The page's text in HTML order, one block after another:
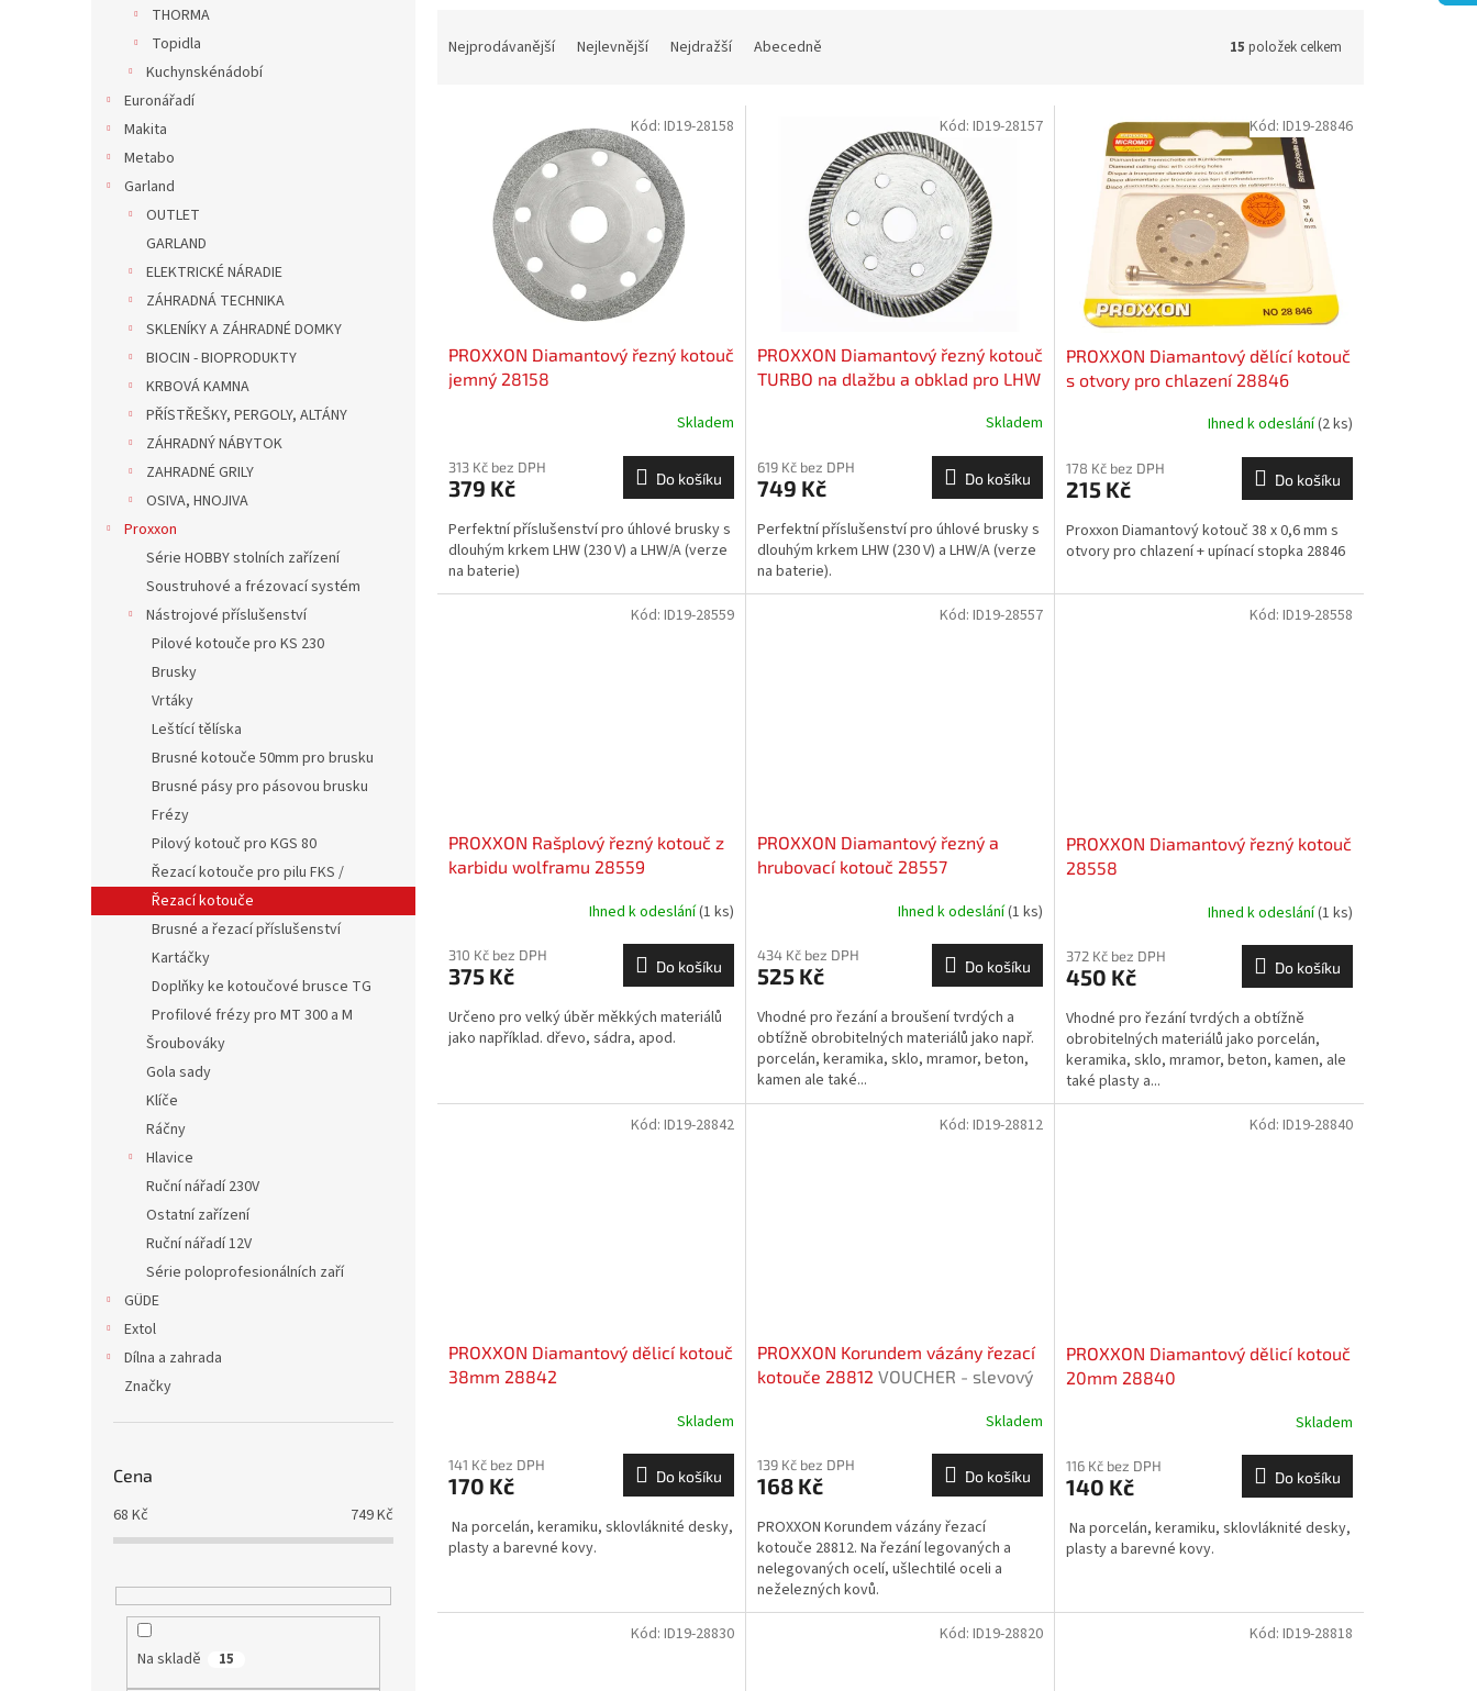
THORMA
Topidla
Kuchynskénádobí
Euronářadí
Makita
Metabo
Garland
OUTLET
GARLAND
ELEKTRICKÉ NÁRADIE
ZÁHRADNÁ TECHNIKA
SKLENÍKY A ZÁHRADNÉ DOMKY
BIOCIN - BIOPRODUKTY
KRBOVÁ KAMNA
PŘÍSTŘEŠKY, PERGOLY, ALTÁNY
ZÁHRADNÝ NÁBYTOK
ZAHRADNÉ GRILY
OSIVA, HNOJIVA
Proxxon
Série HOBBY stolních zařízení
Soustruhové a frézovací systém
Nástrojové příslušenství
Pilové kotouče pro KS 230
Brusky
Vrtáky
Leštící tělíska
Brusné kotouče 50mm pro brusku
Brusné pásy pro pásovou brusku
Frézy
Pilový kotouč pro KGS 80
Řezací kotouče pro pilu FKS /
Řezací kotouče
Brusné a řezací příslušenství
Kartáčky
Doplňky ke kotoučové brusce TG
Profilové frézy pro MT 300 a M
Šroubováky
Gola sady
Klíče
Ráčny
Hlavice
Ruční nářadí 230V
Ostatní zařízení
Ruční nářadí 12V
Série poloprofesionálních zaří
GÜDE
Extol
Dílna a zahrada
Značky
Cena
68 Kč 749Kč
Na skladě 15
Nejprodávanější Nejlevnější Nejdražší Abecedně 15 položek celkem
PROXXON Diamantový řezný kotouč
jemný 28158
Skladem
313 Kč bez DPH
379 Kč Do košíku
Perfektní příslušenství pro úhlové brusky s
dlouhým krkem LHW (230 V) a LHW/A (verze
na baterie)
Kód: ID19-28158
PROXXON Diamantový řezný kotouč
TURBO na dlažbu a obklad pro LHW
Skladem
619 Kč bez DPH
749 Kč Do košíku
Perfektní příslušenství pro úhlové brusky s
dlouhým krkem LHW (230 V) a LHW/A (verze
na baterie).
Kód: ID19-28157
PROXXON Diamantový dělící kotouč
s otvory pro chlazení 28846
Ihned k odeslání(2 ks)
178 Kč bez DPH
215 Kč Do košíku
Proxxon Diamantový kotouč 38 x 0,6 mm s
otvory pro chlazení + upínací stopka 28846
Kód: ID19-28846
PROXXON Rašplový řezný kotouč z
karbidu wolframu 28559
Ihned k odeslání(1 ks)
310 Kč bez DPH
375 Kč Do košíku
Určeno pro velký úběr měkkých materiálů
jako například. dřevo, sádra, apod.
Kód: ID19-28559
PROXXON Diamantový řezný a
hrubovací kotouč 28557
Ihned k odeslání(1 ks)
434 Kč bez DPH
525 Kč Do košíku
Vhodné pro řezání a broušení tvrdých a
obtížně obrobitelných materiálů jako např.
porcelán, keramika, sklo, mramor, beton,
kamen ale také...
Kód: ID19-28557
PROXXON Diamantový řezný kotouč
28558
Ihned k odeslání(1 ks)
372 Kč bez DPH
450 Kč Do košíku
Vhodné pro řezání tvrdých a obtížně
obrobitelných materiálů jako porcelán,
keramika, sklo, mramor, beton, kamen, ale
také plasty a...
Kód: ID19-28558
PROXXON Diamantový dělicí kotouč
38mm 28842
Skladem
141 Kč bez DPH
170 Kč Do košíku
Na porcelán, keramiku, sklovláknité desky,
plasty a barevné kovy.
Kód: ID19-28842
PROXXON Korundem vázány řezací
kotouče 28812 VOUCHER - slevový
Skladem
139 Kč bez DPH
168 Kč Do košíku
PROXXON Korundem vázány řezací
kotouče 28812. Na řezání legovaných a
nelegovaných ocelí, ušlechtilé oceli a
neželezných kovů.
Kód: ID19-28812
PROXXON Diamantový dělicí kotouč
20mm 28840
Skladem
116 Kč bez DPH
140 Kč Do košíku
Na porcelán, keramiku, sklovláknité desky,
plasty a barevné kovy.
Kód: ID19-28840
Kód: ID19-28830 Kód: ID19-28820 Kód: ID19-28818